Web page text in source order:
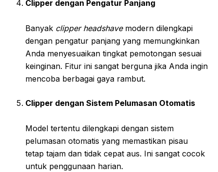
Clipper dengan Pengatur Panjang
Banyak clipper headshavemodern dilengkapi
dengan pengatur panjang yang memungkinkan
Anda menyesuaikan tingkat pemotongan sesuai
keinginan. Fitur ini sangat berguna jika Anda ingin
mencoba berbagai gaya rambut.
Clipper dengan Sistem Pelumasan Otomatis
Model tertentu dilengkapi dengan sistem
pelumasan otomatis yang memastikan pisau
tetap tajam dan tidak cepat aus. Ini sangat cocok
untuk penggunaan harian.